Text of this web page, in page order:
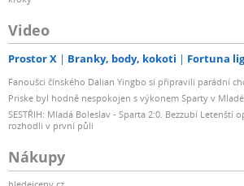
Video
Prostor X Branky, body, kokoti Fortuna
Fanoušci čínského Dalian Yingbo si připravili parádní
Priske byl hodně nespokojen s výkonem Sparty v
SESTŘIH: Mladá Boleslav - Sparta 2:0. Bezzubí Letenští
rozhodli v první půli
Nákupy